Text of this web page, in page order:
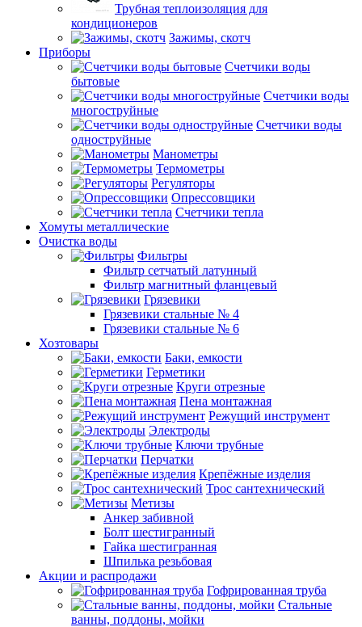
Трубная теплоизоляция для
кондиционеров
Зажимы, скотч
Приборы
Счетчики воды
бытовые
Счетчики воды
многоструйные
Счетчики воды
одноструйные
Манометры
Термометры
Регуляторы
Опрессовщики
Счетчики тепла
Хомуты металлические
Очистка воды
Фильтры
Фильтр сетчатый латунный
Фильтр магнитный фланцевый
Грязевики
Грязевики стальные № 4
Грязевики стальные № 6
Хозтовары
Баки, емкости
Герметики
Круги отрезные
Пена монтажная
Режущий инструмент
Электроды
Ключи трубные
Перчатки
Крепёжные изделия
Трос сантехнический
Метизы
Анкер забивной
Болт шестигранный
Гайка шестигранная
Шпилька резьбовая
Акции и распродажи
Гофрированная труба
Стальные
ванны, поддоны, мойки